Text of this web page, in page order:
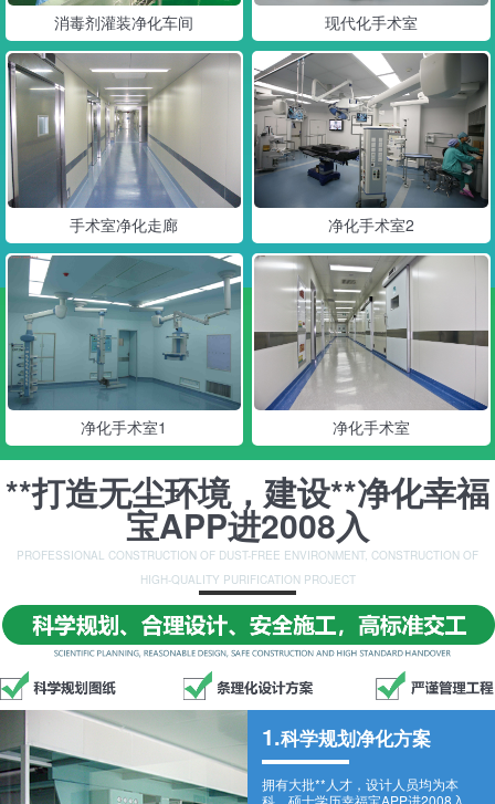
消毒剂灌装净化车间 现代化手术室
手术室净化走廊 净化手术室2
净化手术室1 净化手术室
**打造无尘环境，建设**净化幸福
宝APP进2008入
PROFESSIONAL CONSTRUCTION OF DUST-FREE ENVIRONMENT, CONSTRUCTION OF
HIGH-QUALITY PURIFICATION PROJECT
1.科学规划净化方案
拥有大批**人才，设计人员均为本
科、硕士学历幸福宝APP进2008入